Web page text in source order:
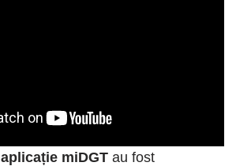
miDGT au fost